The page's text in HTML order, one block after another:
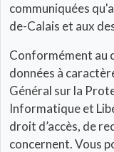
communiquées
de-Calais et aux
Conformément au
données à
Général sur la
Informatique et
droit d’accès, de
concernent. Vous